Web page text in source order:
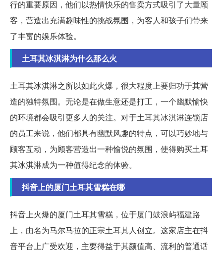
行的重要原因，他们以热情快乐的售卖方式吸引了大量顾
客，营造出充满趣味性的挑战氛围，为客人和孩子们带来
了丰富的娱乐体验。
土耳其冰淇淋为什么那么火
土耳其冰淇淋之所以如此火爆，很大程度上要归功于其营
造的独特氛围。无论是在做生意还是打工，一个幽默愉快
的环境都会吸引更多人的关注。对于土耳其冰淇淋连锁店
的员工来说，他们都具有幽默风趣的特点，可以巧妙地与
顾客互动，为顾客营造出一种愉悦的氛围，使得购买土耳
其冰淇淋成为一种值得纪念的体验。
抖音上的厦门土耳其雪糕在哪
抖音上火爆的厦门土耳其雪糕，位于厦门鼓浪屿福建路
上，由名为马尔马拉的正宗土耳其人创立。这家店主在抖
音平台上广受欢迎，主要得益于其颜值高、流利的普通话